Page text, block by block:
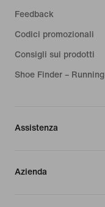
Feedback
Codici promozionali
Consigli sui prodotti
Shoe Finder – Running
Assistenza
Azienda